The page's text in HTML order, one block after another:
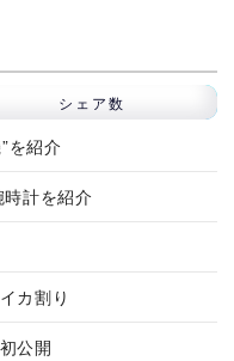
シェア数
を紹介
計を紹介
カ割り
公開